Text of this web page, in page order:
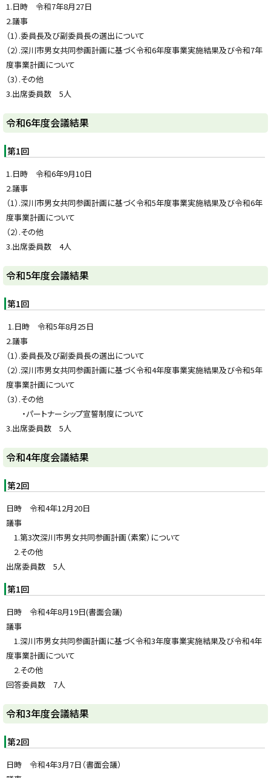
戻
る
1.日時 令和7年8月27日
2.議事
（1）.委員長及び副委員長の選出について
（2）.深川市男女共同参画計画に基づく令和6年度事業実施結果及び令和7年
度事業計画について
（3）.その他
3.出席委員数 5人
ト
ッ
プ
戻
る
令和6年度会議結果
第1回
1.日時 令和6年9月10日
2.議事
（1）.深川市男女共同参画計画に基づく令和5年度事業実施結果及び令和6年
度事業計画について
（2）.その他
3.出席委員数 4人
ト
ッ
プ
戻
る
令和5年度会議結果
第1回
1.日時 令和5年8月25日
2.議事
（1）.委員長及び副委員長の選出について
（2）.深川市男女共同参画計画に基づく令和4年度事業実施結果及び令和5年
度事業計画について
（3）.その他
・パートナーシップ宣誓制度について
3.出席委員数 5人
ト
ッ
プ
戻
る
令和4年度会議結果
第2回
日時 令和4年12月20日
議事
1.第3次深川市男女共同参画計画（素案）について
2.その他
出席委員数 5人
第1回
日時 令和4年8月19日(書面会議)
議事
1.深川市男女共同参画計画に基づく令和3年度事業実施結果及び令和4年
度事業計画について
2.その他
回答委員数 7人
ト
ッ
プ
戻
令和3年度会議結果
第2回
日時 令和4年3月7日（書面会議）